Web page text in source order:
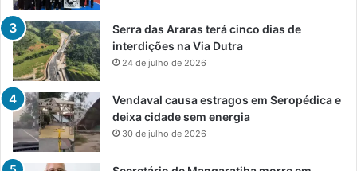
Serra das Araras terá cinco dias de
interdições na Via Dutra
24 de julho de 2026
Vendaval causa estragos em Seropédica e
deixa cidade sem energia
30 de julho de 2026